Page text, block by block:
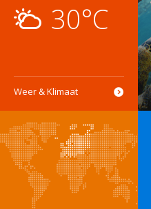
30°C
Weer & Klimaat